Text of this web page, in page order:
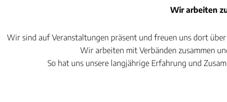
Wir arbeiten
Wir sind auf Veranstaltungen präsent und freuen uns dort
Wir arbeiten mit Verbänden zusammen
So hat uns unsere langjährige Erfahrung und